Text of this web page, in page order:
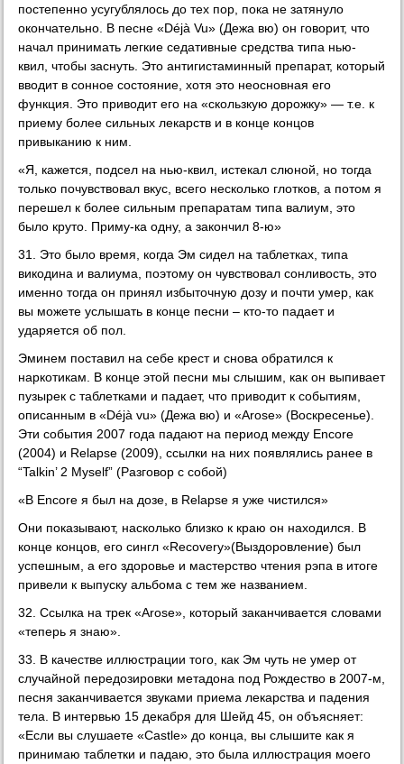
постепенно усугублялось до тех пор, пока не затянуло
окончательно. В песне «Déjà Vu» (Дежа вю) он говорит, что
начал принимать легкие седативные средства типа нью-
квил, чтобы заснуть. Это антигистаминный препарат, который
вводит в сонное состояние, хотя это неосновная его
функция. Это приводит его на «скользкую дорожку» — т.е. к
приему более сильных лекарств и в конце концов
привыканию к ним.
«Я, кажется, подсел на нью-квил, истекал слюной, но тогда
только почувствовал вкус, всего несколько глотков, а потом я
перешел к более сильным препаратам типа валиум, это
было круто. Приму-ка одну, а закончил 8-ю»
31. Это было время, когда Эм сидел на таблетках, типа
викодина и валиума, поэтому он чувствовал сонливость, это
именно тогда он принял избыточную дозу и почти умер, как
вы можете услышать в конце песни – кто-то падает и
ударяется об пол.
Эминем поставил на себе крест и снова обратился к
наркотикам. В конце этой песни мы слышим, как он выпивает
пузырек с таблетками и падает, что приводит к событиям,
описанным в «Déjà vu» (Дежа вю) и «Arose» (Воскреcенье).
Эти события 2007 года падают на период между Encore
(2004) и Relapse (2009), ссылки на них появлялись ранее в
“Talkin’ 2 Myself” (Разговор с собой)
«В Encore я был на дозе, в Relapse я уже чистился»
Они показывают, насколько близко к краю он находился. В
конце концов, его сингл «Recovery»(Выздоровление) был
успешным, а его здоровье и мастерство чтения рэпа в итоге
привели к выпуску альбома с тем же названием.
32. Ссылка на трек «Arose», который заканчивается словами
«теперь я знаю».
33. В качестве иллюстрации того, как Эм чуть не умер от
случайной передозировки метадона под Рождество в 2007-м,
песня заканчивается звуками приема лекарства и падения
тела. В интервью 15 декабря для Шейд 45, он объясняет:
«Если вы слушаете «Castle» до конца, вы слышите как я
принимаю таблетки и падаю, это была иллюстрация моего